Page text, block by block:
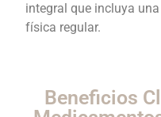
integral que incluya
física regular.
Beneficios